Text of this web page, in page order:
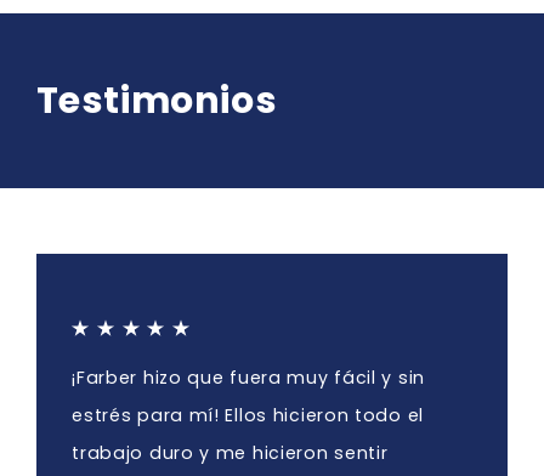
Testimonios
¡Farber hizo que fuera muy fácil y sin
estrés para mí! Ellos hicieron todo el
trabajo duro y me hicieron sentir